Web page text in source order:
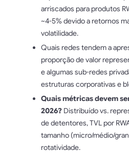
arriscados para produtos
~4-5% devido a retornos
volatilidade.
Quais redes tendem a
proporção de valor
e algumas sub-redes
estruturas corporativas e
Quais métricas devem
2026? Distribuído vs.
de detentores, TVL por
tamanho (micro/médio/
rotatividade.